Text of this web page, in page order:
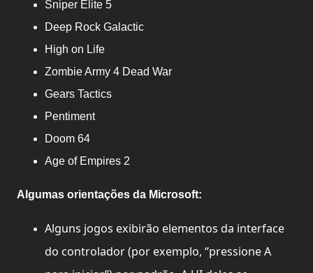
Sniper Elite 5
Deep Rock Galactic
High on Life
Zombie Army 4 Dead War
Gears Tactics
Pentiment
Doom 64
Age of Empires 2
Algumas orientações da Microsoft:
Alguns jogos exibirão elementos da interface
do controlador (por exemplo, “pressione A